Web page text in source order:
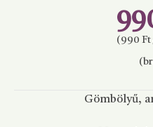
(990 Ft
Gömbölyű,